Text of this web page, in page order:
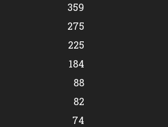
359
275
225
184
88
82
74